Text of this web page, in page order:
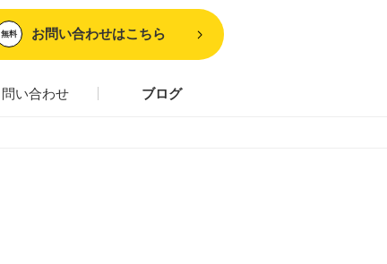
無料 お問い合わせはこちら
問い合わせ ブログ